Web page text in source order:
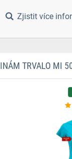
Zjistit více
TRVALO MI